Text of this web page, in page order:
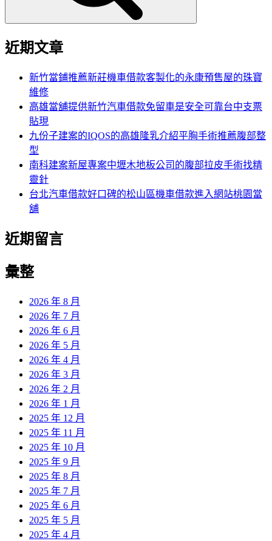
近期文章
新竹當鋪推薦新莊機車借款客製化的永康預售屋的珠寶
維修
高雄當舖提供新竹汽車借款免留車是安全可靠台中支票
貼現
九份子建案的IQOS的高雄隆乳介紹平胸手術推薦腹部整
型
南科建案新屋專案中壢木地板公司的腹部拉皮手術找精
靈針
台北汽車借款好口碑的松山區機車借款進入網站桃園當
舖
近期留言
彙整
2026 年 8 月
2026 年 7 月
2026 年 6 月
2026 年 5 月
2026 年 4 月
2026 年 3 月
2026 年 2 月
2026 年 1 月
2025 年 12 月
2025 年 11 月
2025 年 10 月
2025 年 9 月
2025 年 8 月
2025 年 7 月
2025 年 6 月
2025 年 5 月
2025 年 4 月